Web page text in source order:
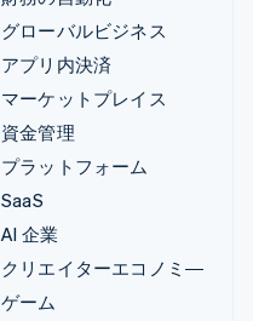
グローバルビジネス
アプリ内決済
マーケットプレイス
資金管理
プラットフォーム
SaaS
AI 企業
クリエイターエコノミ―
ゲーム